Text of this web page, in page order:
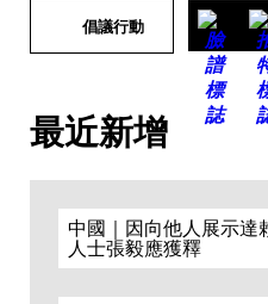
倡議行動
最近新增
中國｜因向他人展示達
人士張毅應獲釋